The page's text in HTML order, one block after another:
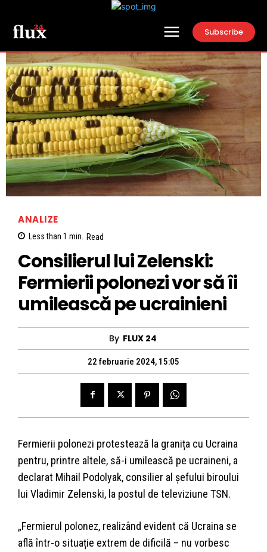
Subscribe
ANALIZE
Less than 1 min. Read
Consilierul lui Zelenski:
Fermierii polonezi vor să îi
umilească pe ucrainieni
By FLUX 24
22 februarie 2024, 15:05
Fermierii polonezi protestează la granița cu Ucraina
pentru, printre altele, să-i umilească pe ucraineni, a
declarat Mihail Podolyak, consilier al șefului biroului
lui Vladimir Zelenski, la postul de televiziune TSN.
„Fermierul polonez, realizând evident că Ucraina se
află într-o situație extrem de dificilă – nu vorbesc